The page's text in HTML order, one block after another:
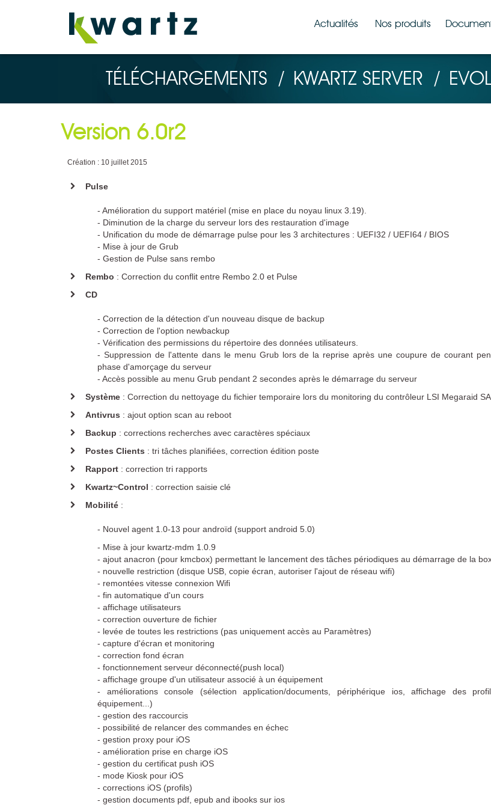
Actualités Nos produits
TÉLÉCHARGEMENTS / KWARTZ SERVER /
Version 6.0r2
Création : 10 juillet 2015
Pulse
- Amélioration du support matériel (mise en place du noyau linux 3.19).
- Diminution de la charge du serveur lors des restauration d'image
- Unification du mode de démarrage pulse pour les 3 architectures : UEFI32 / UEFI64 / BIOS
- Mise à jour de Grub
- Gestion de Pulse sans rembo
Rembo : Correction du conflit entre Rembo 2.0 et Pulse
CD
- Correction de la détection d'un nouveau disque de backup
- Correction de l'option newbackup
- Vérification des permissions du répertoire des données utilisateurs.
- Suppression de l'attente dans le menu Grub lors de la reprise après une coupure de courant
phase d'amorçage du serveur
- Accès possible au menu Grub pendant 2 secondes après le démarrage du serveur
Système : Correction du nettoyage du fichier temporaire lors du monitoring du contrôleur LSI Megaraid
Antivrus : ajout option scan au reboot
Backup : corrections recherches avec caractères spéciaux
Postes Clients : tri tâches planifiées, correction édition poste
Rapport : correction tri rapports
Kwartz~Control : correction saisie clé
Mobilité :
- Nouvel agent 1.0-13 pour androïd (support android 5.0)
- Mise à jour kwartz-mdm 1.0.9
- ajout anacron (pour kmcbox) permettant le lancement des tâches périodiques au démarrage de la
- nouvelle restriction (disque USB, copie écran, autoriser l'ajout de réseau wifi)
- remontées vitesse connexion Wifi
- fin automatique d'un cours
- affichage utilisateurs
- correction ouverture de fichier
- levée de toutes les restrictions (pas uniquement accès au Paramètres)
- capture d'écran et monitoring
- correction fond écran
- fonctionnement serveur déconnecté(push local)
- affichage groupe d'un utilisateur associé à un équipement
- améliorations console (sélection application/documents, périphérique ios, affichage des
équipement...)
- gestion des raccourcis
- possibilité de relancer des commandes en échec
- gestion proxy pour iOS
- amélioration prise en charge iOS
- gestion du certificat push iOS
- mode Kiosk pour iOS
- corrections iOS (profils)
- gestion documents pdf, epub and ibooks sur ios